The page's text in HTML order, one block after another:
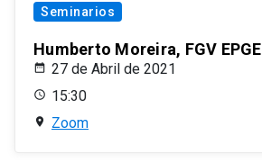
Seminarios
Humberto Moreira, FGV EPGE
27 de Abril de 2021
15:30
Zoom